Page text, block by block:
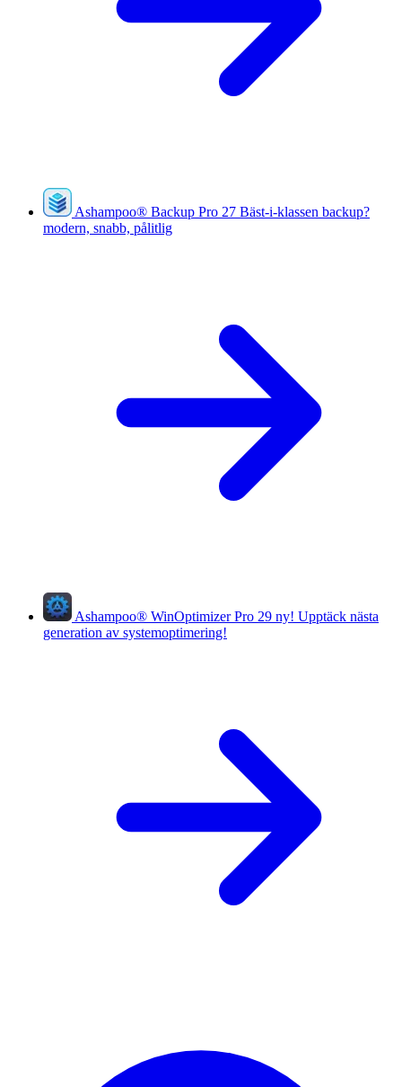
Ashampoo® Backup Pro 27 Bäst-i-klassen backup?
modern, snabb, pålitlig
Ashampoo® WinOptimizer Pro 29 ny! Upptäck nästa
generation av systemoptimering!